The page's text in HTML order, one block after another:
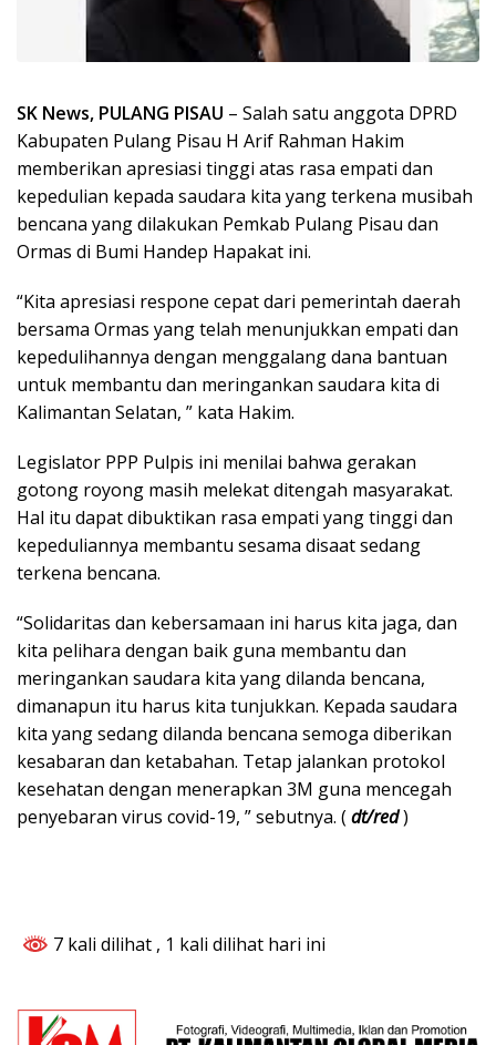
SK News, PULANG PISAU – Salah satu anggota DPRD
Kabupaten Pulang Pisau H Arif Rahman Hakim
memberikan apresiasi tinggi atas rasa empati dan
kepedulian kepada saudara kita yang terkena musibah
bencana yang dilakukan Pemkab Pulang Pisau dan
Ormas di Bumi Handep Hapakat ini.
“Kita apresiasi respone cepat dari pemerintah daerah
bersama Ormas yang telah menunjukkan empati dan
kepedulihannya dengan menggalang dana bantuan
untuk membantu dan meringankan saudara kita di
Kalimantan Selatan, ” kata Hakim.
Legislator PPP Pulpis ini menilai bahwa gerakan
gotong royong masih melekat ditengah masyarakat.
Hal itu dapat dibuktikan rasa empati yang tinggi dan
kepeduliannya membantu sesama disaat sedang
terkena bencana.
“Solidaritas dan kebersamaan ini harus kita jaga, dan
kita pelihara dengan baik guna membantu dan
meringankan saudara kita yang dilanda bencana,
dimanapun itu harus kita tunjukkan. Kepada saudara
kita yang sedang dilanda bencana semoga diberikan
kesabaran dan ketabahan. Tetap jalankan protokol
kesehatan dengan menerapkan 3M guna mencegah
penyebaran virus covid-19, ” sebutnya. (dt/red)
7 kali dilihat , 1 kali dilihat hari ini